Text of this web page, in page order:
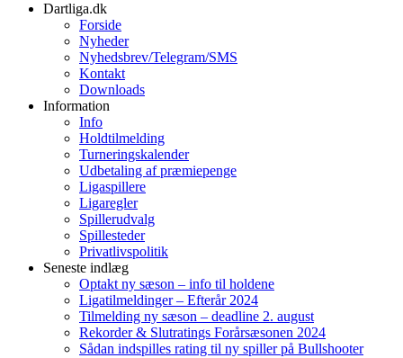
Dartliga.dk
Forside
Nyheder
Nyhedsbrev/Telegram/SMS
Kontakt
Downloads
Information
Info
Holdtilmelding
Turneringskalender
Udbetaling af præmiepenge
Ligaspillere
Ligaregler
Spillerudvalg
Spillesteder
Privatlivspolitik
Seneste indlæg
Optakt ny sæson – info til holdene
Ligatilmeldinger – Efterår 2024
Tilmelding ny sæson – deadline 2. august
Rekorder & Slutratings Forårsæsonen 2024
Sådan indspilles rating til ny spiller på Bullshooter